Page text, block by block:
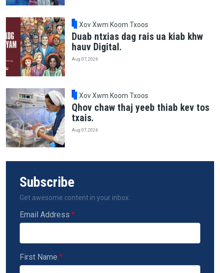
Xov Xwm Koom Txoos
Duab ntxias dag rais ua kiab khw
hauv Digital.
Aug 07, 2026
Xov Xwm Koom Txoos
Qhov chaw thaj yeeb thiab kev tos
txais.
Aug 07, 2026
Subscribe
Get awesome content in your inbox.
Email Address
First Name